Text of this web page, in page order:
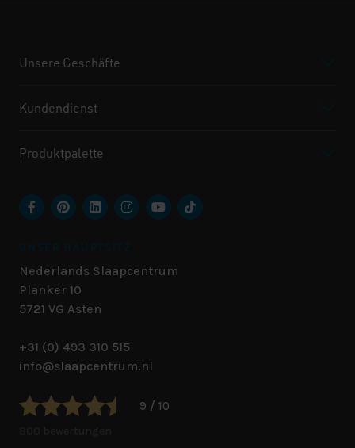
Unsere Geschäfte
Kundendienst
Produktpalette
Nederlands Slaapcentrum
Planker 10
5721 VG Asten
+31 (0) 493 310 515
info@slaapcentrum.nl
9 / 10